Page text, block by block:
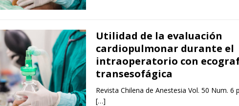
Utilidad de la evaluación
cardiopulmonar durante el
intraoperatorio con
transesofágica
Revista Chilena de Anestesia Vol. 50 Num. 6
[…]